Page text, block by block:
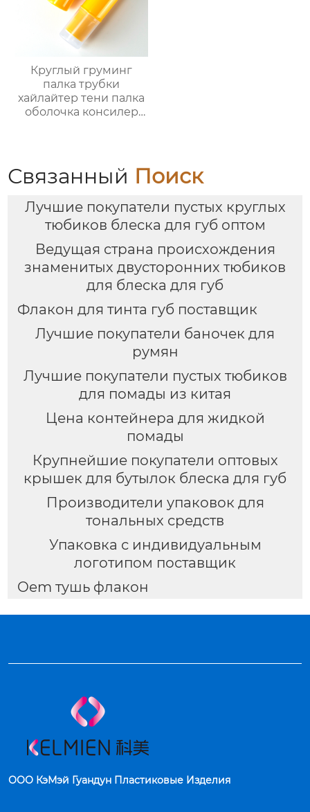
Круглый груминг
палка трубки
хайлайтер тени палка
оболочка консилер
Связанный Поиск
Лучшие покупатели пустых круглых
тюбиков блеска для губ оптом
Ведущая страна происхождения
знаменитых двусторонних тюбиков
для блеска для губ
Флакон для тинта губ поставщик
Лучшие покупатели баночек для
румян
Лучшие покупатели пустых тюбиков
для помады из китая
Цена контейнера для жидкой
помады
Крупнейшие покупатели оптовых
крышек для бутылок блеска для губ
Производители упаковок для
тональных средств
Упаковка с индивидуальным
логотипом поставщик
Oem тушь флакон
ООО КэМэй Гуандун Пластиковые Изделия